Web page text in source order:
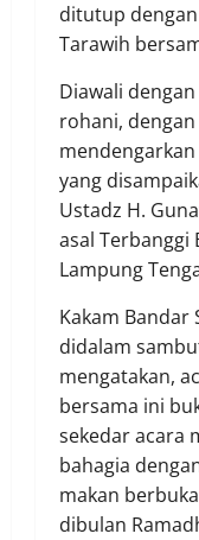
ditutup
Tarawih
Diawali
rohani, dengan
mendengarkan
yang
Ustadz H.
asal Terbanggi
Lampung
Kakam Bandar
didalam
mengatakan,
bersama ini
sekedar acara
bahagia
makan
dibulan